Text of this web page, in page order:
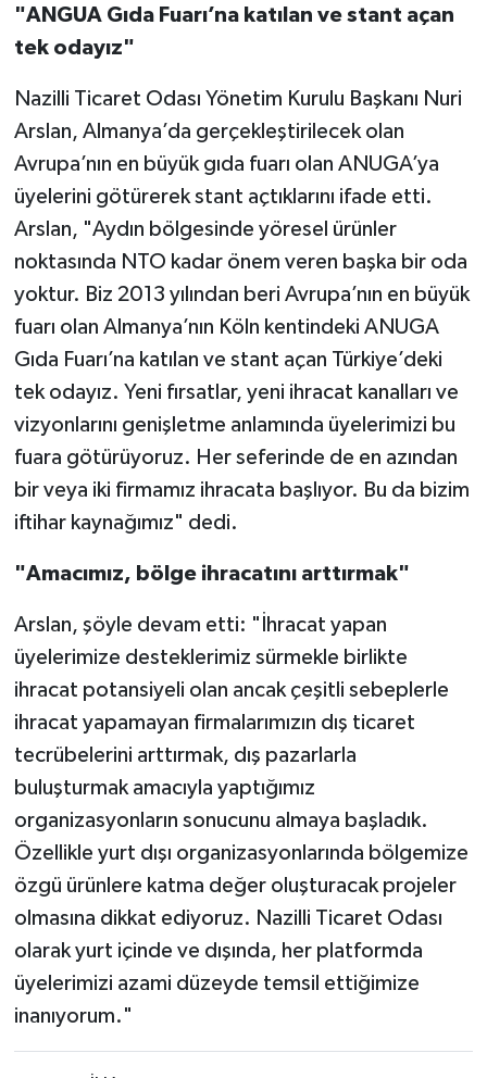
"ANGUA Gıda Fuarı’na katılan ve stant açan
tek odayız"
Nazilli Ticaret Odası Yönetim Kurulu Başkanı Nuri
Arslan, Almanya’da gerçekleştirilecek olan
Avrupa’nın en büyük gıda fuarı olan ANUGA’ya
üyelerini götürerek stant açtıklarını ifade etti.
Arslan, "Aydın bölgesinde yöresel ürünler
noktasında NTO kadar önem veren başka bir oda
yoktur. Biz 2013 yılından beri Avrupa’nın en büyük
fuarı olan Almanya’nın Köln kentindeki ANUGA
Gıda Fuarı’na katılan ve stant açan Türkiye’deki
tek odayız. Yeni fırsatlar, yeni ihracat kanalları ve
vizyonlarını genişletme anlamında üyelerimizi bu
fuara götürüyoruz. Her seferinde de en azından
bir veya iki firmamız ihracata başlıyor. Bu da bizim
iftihar kaynağımız" dedi.
"Amacımız, bölge ihracatını arttırmak"
Arslan, şöyle devam etti: "İhracat yapan
üyelerimize desteklerimiz sürmekle birlikte
ihracat potansiyeli olan ancak çeşitli sebeplerle
ihracat yapamayan firmalarımızın dış ticaret
tecrübelerini arttırmak, dış pazarlarla
buluşturmak amacıyla yaptığımız
organizasyonların sonucunu almaya başladık.
Özellikle yurt dışı organizasyonlarında bölgemize
özgü ürünlere katma değer oluşturacak projeler
olmasına dikkat ediyoruz. Nazilli Ticaret Odası
olarak yurt içinde ve dışında, her platformda
üyelerimizi azami düzeyde temsil ettiğimize
inanıyorum."